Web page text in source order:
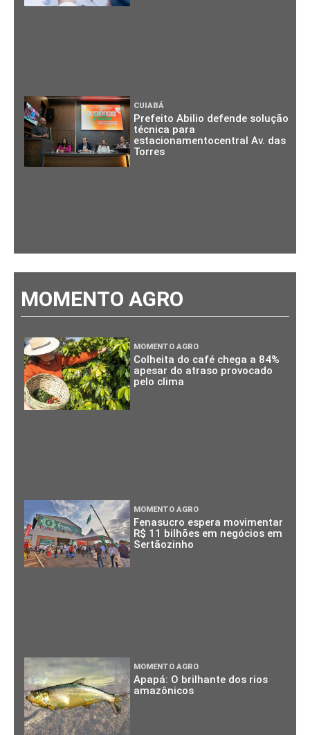
CUIABÁ
Prefeito Abilio defende solução
técnica para
estacionamentocentral Av. das
Torres
MOMENTO AGRO
MOMENTO AGRO
Colheita do café chega a 84%
apesar do atraso provocado
pelo clima
MOMENTO AGRO
Fenasucro espera movimentar
R$ 11 bilhões em negócios em
Sertãozinho
MOMENTO AGRO
Apapá: O brilhante dos rios
amazônicos